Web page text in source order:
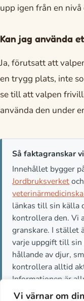
Vi värnar om
upp igen från en
Kan jag använda
Ja, förutsatt att
en trygg plats, inte
se till att valpen
använda den under
Så faktagranskar vi
Innehållet bygger
Jordbruksverket
länkas till sin källa
kontrollera den. Vi
granskare. I stället
varje uppgift till sin
hållande av djur,
kontrollera alltid
Informationen är
bedömning. Är ditt